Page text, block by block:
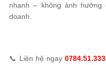
nhanh – không ảnh
doanh.
📞 Liên hệ ngay